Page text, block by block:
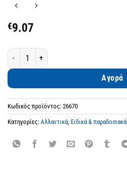
€9.07
Ψαρονέφρι ριγανάτο ποσότητα
Αγορά
Κωδικός προϊόντος: 26670
Κατηγορίες: Αλλαντικά, Ειδικά & παραδοσιακά